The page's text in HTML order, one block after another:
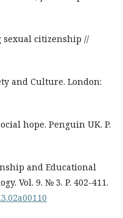
sexual citizenship //
and Culture. London:
hope. Penguin UK. P.
and Educational
Vol. 9. № 3. P. 402-411.